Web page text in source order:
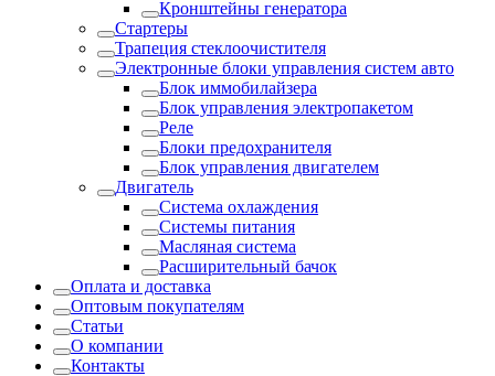
Кронштейны генератора
Стартеры
Трапеция стеклоочистителя
Электронные блоки управления систем авто
Блок иммобилайзера
Блок управления электропакетом
Реле
Блоки предохранителя
Блок управления двигателем
Двигатель
Система охлаждения
Системы питания
Масляная система
Расширительный бачок
Оплата и доставка
Оптовым покупателям
Статьи
О компании
Контакты